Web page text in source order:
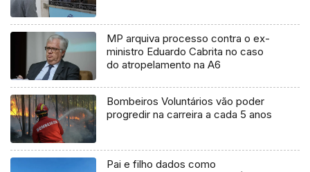
MP arquiva processo contra o ex-
ministro Eduardo Cabrita no caso
do atropelamento na A6
Bombeiros Voluntários vão poder
progredir na carreira a cada 5 anos
Pai e filho dados como